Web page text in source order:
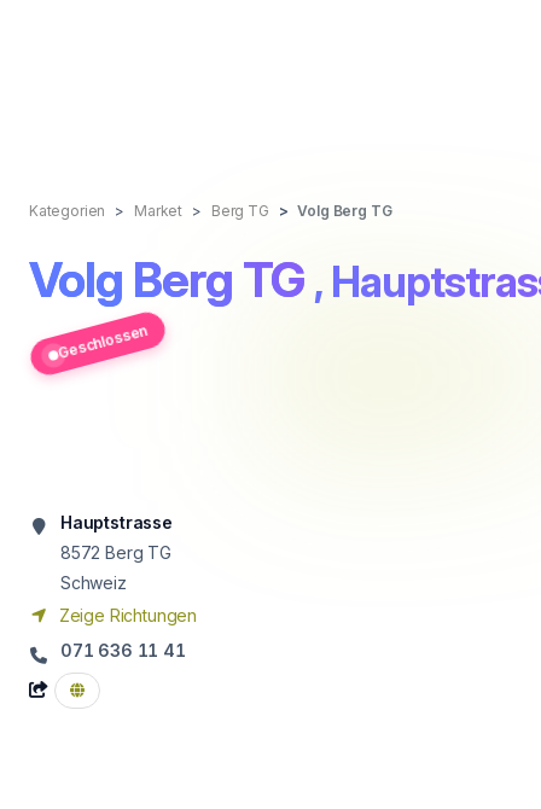
Kategorien Market Berg TG Volg Berg TG
Volg Berg TG ,
Geschlossen
Hauptstrasse
8572 Berg TG
Schweiz
Zeige Richtungen
071 636 11 41